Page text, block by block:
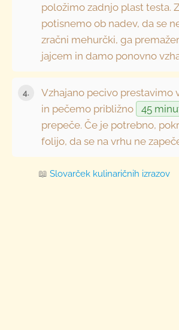
položimo zadnjo plast testa.
potisnemo ob nadev, da se
zračni mehurčki, ga
jajcem in damo ponovno
Vzhajano pecivo prestavimo
in pečemo približno
45
prepeče. Če je potrebno,
folijo, da se na vrhu ne
📖Slovarček kulinaričnih izrazov